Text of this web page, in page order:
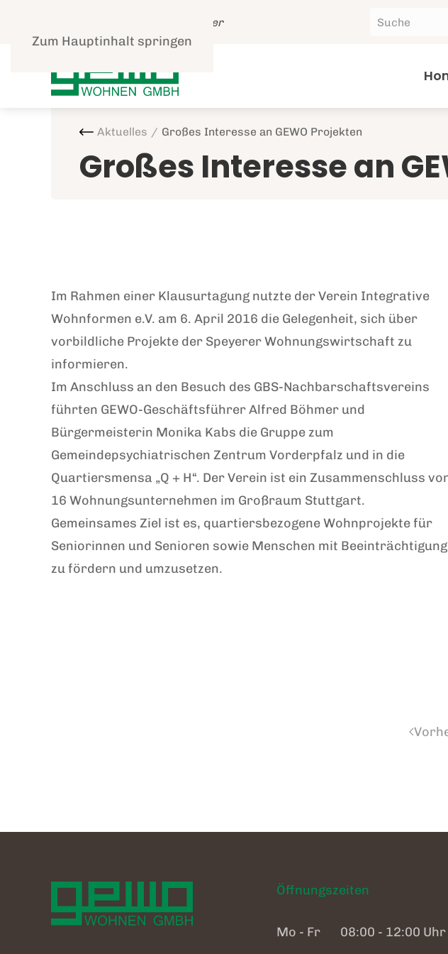
Zum Hauptinhalt springen
Leben und gut Wohnen in Speyer
Aktuelles Großes Interesse an GEWO Projekten
Großes Interesse an
Im Rahmen einer Klausurtagung nutzte der Verein Integrative
Wohnformen e.V. am 6. April 2016 die Gelegenheit, sich über
vorbildliche Projekte der Speyerer Wohnungswirtschaft zu
informieren.
Im Anschluss an den Besuch des GBS-Nachbarschaftsvereins
führten GEWO-Geschäftsführer Alfred Böhmer und
Bürgermeisterin Monika Kabs die Gruppe zum
Gemeindepsychiatrischen Zentrum Vorderpfalz und in die
Quartiersmensa „Q + H“. Der Verein ist ein Zusammenschluss
16 Wohnungsunternehmen im Großraum Stuttgart.
Gemeinsames Ziel ist es, quartiersbezogene Wohnprojekte für
Seniorinnen und Senioren sowie Menschen mit Beeinträchtigung
zu fördern und umzusetzen.
Öffnungszeiten
Mo - Fr 08:00 - 12:00 Uhr